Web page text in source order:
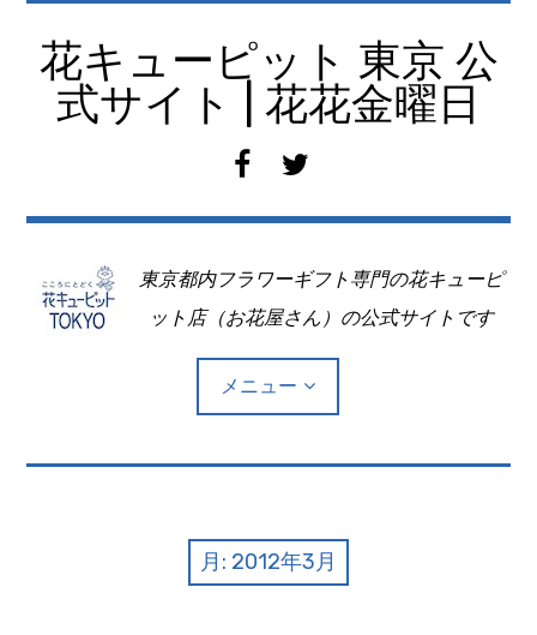
花キューピット 東京 公
式サイト | 花花金曜日
f
c
b
o
k
i
t
e
東京都内フラワーギフト専門の花キューピ
ット店（お花屋さん）の公式サイトです
メニュー
月: 2012年3月